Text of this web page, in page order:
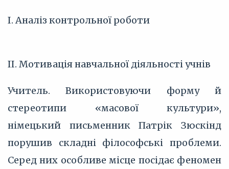
I. Аналіз контрольної роботи
II. Мотивація навчальної діяльності учнів
Учитель. Використовуючи форму й
стереотипи «масової культури»,
німецький письменник Патрік Зюскінд
порушив складні філософські проблеми.
Серед них особливе місце посідає феномен